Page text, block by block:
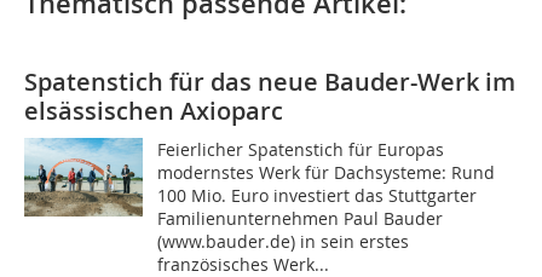
Spatenstich für das neue Bauder-Werk im
elsässischen Axioparc
Feierlicher Spatenstich für Europas
modernstes Werk für Dachsysteme: Rund
100 Mio. Euro investiert das Stuttgarter
Familienunternehmen Paul Bauder
(www.bauder.de) in sein erstes
französisches Werk...